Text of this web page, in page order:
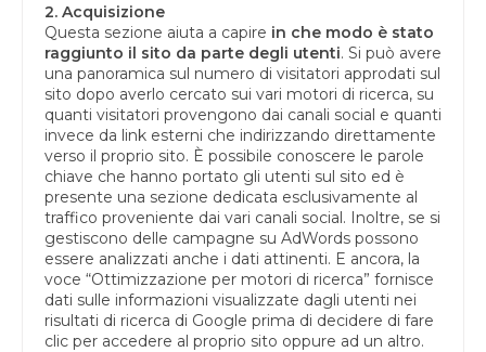
2. Acquisizione
Questa sezione aiuta a capire in che modo è stato
raggiunto il sito da parte degli utenti. Si può avere
una panoramica sul numero di visitatori approdati sul
sito dopo averlo cercato sui vari motori di ricerca, su
quanti visitatori provengono dai canali social e quanti
invece da link esterni che indirizzando direttamente
verso il proprio sito. È possibile conoscere le parole
chiave che hanno portato gli utenti sul sito ed è
presente una sezione dedicata esclusivamente al
traffico proveniente dai vari canali social. Inoltre, se si
gestiscono delle campagne su AdWords possono
essere analizzati anche i dati attinenti. E ancora, la
voce “Ottimizzazione per motori di ricerca” fornisce
dati sulle informazioni visualizzate dagli utenti nei
risultati di ricerca di Google prima di decidere di fare
clic per accedere al proprio sito oppure ad un altro.